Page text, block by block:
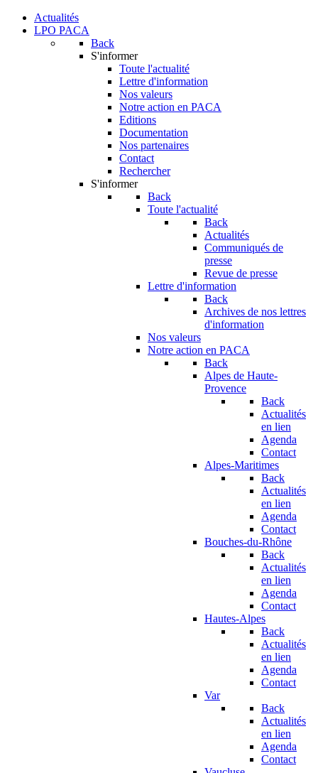
Actualités
LPO PACA
Back
S'informer
Toute l'actualité
Lettre d'information
Nos valeurs
Notre action en PACA
Editions
Documentation
Nos partenaires
Contact
Rechercher
S'informer
Back
Toute l'actualité
Back
Actualités
Communiqués de
presse
Revue de presse
Lettre d'information
Back
Archives de nos lettres
d'information
Nos valeurs
Notre action en PACA
Back
Alpes de Haute-
Provence
Back
Actualités
en lien
Agenda
Contact
Alpes-Maritimes
Back
Actualités
en lien
Agenda
Contact
Bouches-du-Rhône
Back
Actualités
en lien
Agenda
Contact
Hautes-Alpes
Back
Actualités
en lien
Agenda
Contact
Var
Back
Actualités
en lien
Agenda
Contact